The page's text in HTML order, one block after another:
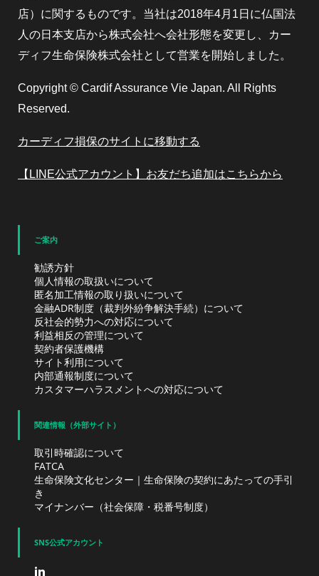
店）に関するものです。当社は2018年4月1日に仏国法
人の日本支店から株式会社へ会社形態を変更し、カー
ディフ生命保険株式会社として営業を開始しました。
Copyright © Cardif Assurance Vie Japan. All Rights
Reserved.
カーディフ損保のサイトに移動する
【LINE公式アカウント】お友だち追加はこちらから
ご案内
勧誘方針
個人情報の取扱いについて
匿名加工情報の取り扱いについて
金融ADR制度（裁判外紛争解決手続）について
反社会的勢力への対応について
利益相反の管理について
契約者保護機構
サイト利用について
内部通報制度について
カスタマーハラスメントへの対応について
関連情報（外部サイト）
取引時確認について
FATCA
生命保険文化センター｜生命保険の契約にあたっての手引
き
マイナンバー（社会保障・税番号制度）
SNS公式アカウント